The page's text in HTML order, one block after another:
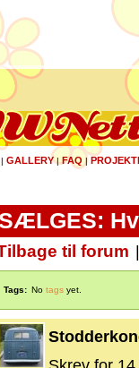
| GALLERY|FAQ |
til forum
Tags: No tags yet.